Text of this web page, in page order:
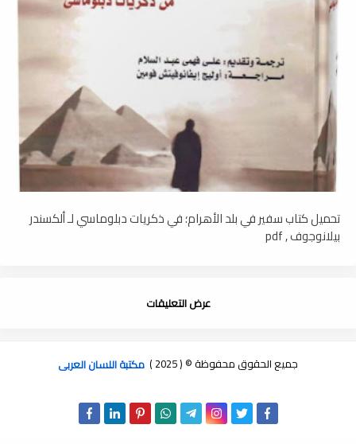
تحميل كتاب سفير في بلد الأھرام؛ في ذكريات دبلوماسي لـ ألكسندر
بيلانوجوف , pdf
عرض التعليقات
جميع الحقوق محفوظة © ( 2025 ) مكتبة اللسان العربى